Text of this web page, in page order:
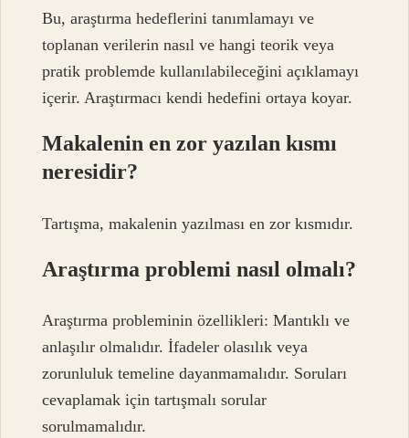
Bu, araştırma hedeflerini tanımlamayı ve
toplanan verilerin nasıl ve hangi teorik veya
pratik problemde kullanılabileceğini açıklamayı
içerir. Araştırmacı kendi hedefini ortaya koyar.
Makalenin en zor yazılan kısmı
neresidir?
Tartışma, makalenin yazılması en zor kısmıdır.
Araştırma problemi nasıl olmalı?
Araştırma probleminin özellikleri: Mantıklı ve
anlaşılır olmalıdır. İfadeler olasılık veya
zorunluluk temeline dayanmamalıdır. Soruları
cevaplamak için tartışmalı sorular
sorulmamalıdır.